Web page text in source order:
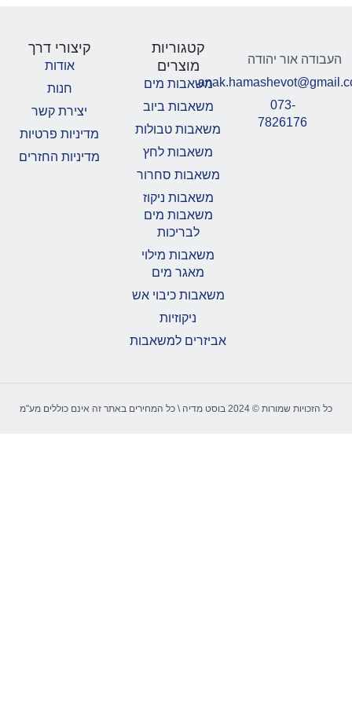
העבודה אור יהודה
073-
7826176
קטגוריות
מוצרים
משאבות מים
משאבות ביוב
משאבות טבולות
משאבות לחץ
משאבות סחרור
משאבות ניקוז
משאבות מים
לבריכות
משאבות מילוי
מאגר מים
משאבות כיבוי אש
ניקוזיות
אביזרים למשאבות
קיצורי דרך
אודות
חנות
יצירת קשר
מדיניות פרטיות
מדיניות החזרים
כל הזכויות שמורות © 2024 בוסט מדיה \ כל המחירים באתר זה אינם כוללים מע"מ